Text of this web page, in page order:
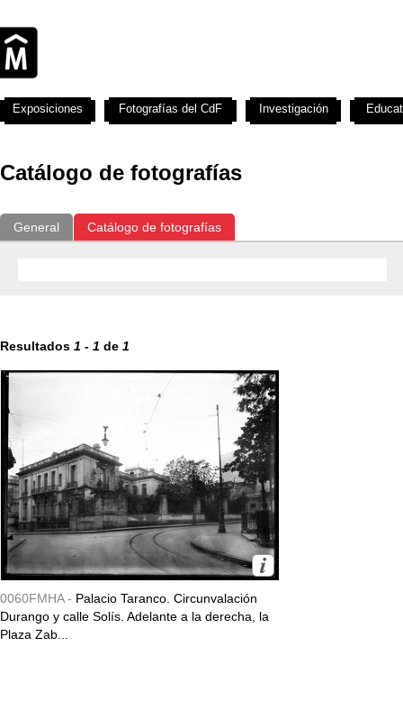
Catálogo de fotografías
General Catálogo de fotografías
Resultados 1 - 1 de 1
0060FMHA - Palacio Taranco. Circunvalación
Durango y calle Solís. Adelante a la derecha, la
Plaza Zab...
Exposiciones Fotografías del CdF Investigación